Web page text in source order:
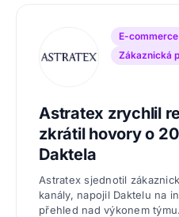
E-commerce
Zákaznická
Astratex zrychlil
zkrátil hovory o
Daktela
Astratex sjednotil
kanály, napojil Daktelu na
přehled nad výkonem